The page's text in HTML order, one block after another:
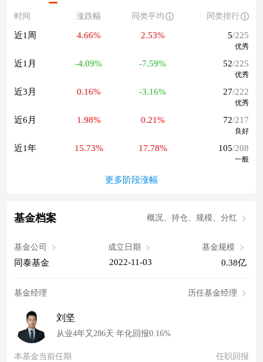
时间 涨跌幅 同类平均 同类排行
近1周 4.66% 2.53% 5/225
优秀
近1月 -4.09% -7.59% 52/225
优秀
近3月 0.16% -3.16% 27/222
优秀
近6月 1.98% 0.21% 72/217
良好
近1年 15.73% 17.78% 105/208
一般
更多阶段涨幅
基金档案 概况、持仓、规模、分红
基金公司
同泰基金
成立日期
2022-11-03
基金规模
0.38亿
基金经理 历任基金经理
刘坚
从业4年又286天 年化回报0.16%
本基金当前任期 任职回报